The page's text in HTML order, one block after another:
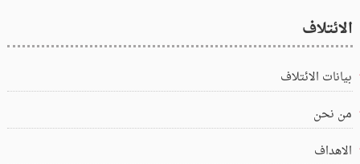
الائتلاف
بيانات الائتلاف
من نحن
الاهداف